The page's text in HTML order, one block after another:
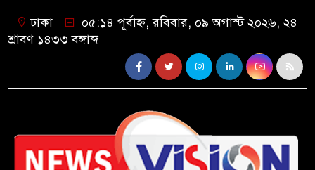
ঢাকা
০৫:১৪ পূর্বাহ্ন, রবিবার, ০৯ অগাস্ট ২০২৬, ২৪
শ্রাবণ ১৪৩৩ বঙ্গাব্দ